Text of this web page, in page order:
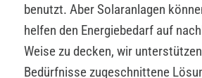
benutzt. Aber Solaranlagen
helfen den Energiebedarf auf
Weise zu decken, wir
Bedürfnisse zugeschnittene